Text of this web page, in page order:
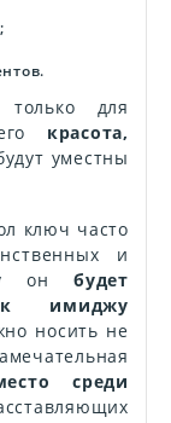
для
красота,
уместны
ключ часто
и
онбудет
к имиджу
носить не
среди